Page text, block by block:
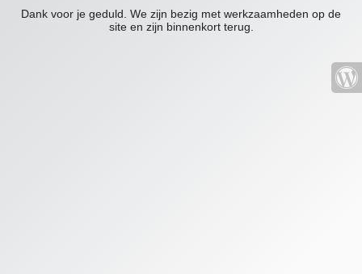
Dank voor je geduld. We zijn bezig met werkzaamheden op de
site en zijn binnenkort terug.